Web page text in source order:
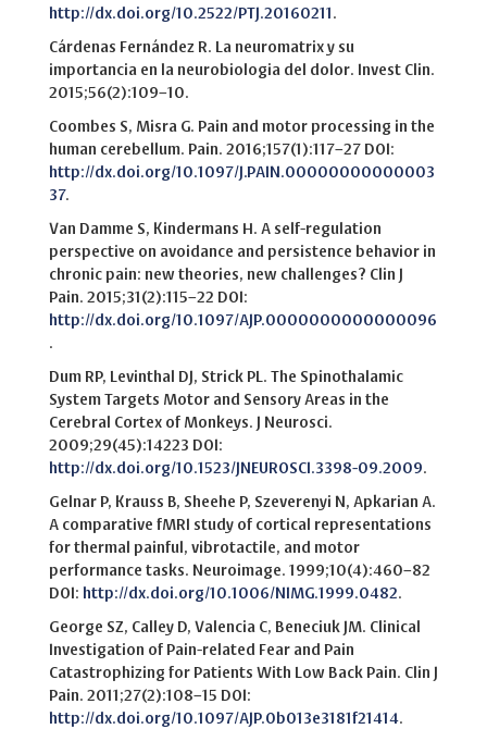
http://dx.doi.org/10.2522/PTJ.20160211 .
Cárdenas Fernández R. La neuromatrix y su
importancia en la neurobiologia del dolor. Invest Clin.
2015;56(2):109–10.
Coombes S, Misra G. Pain and motor processing in the
human cerebellum. Pain. 2016;157(1):117–27 DOI:
http://dx.doi.org/10.1097/J.PAIN.00000000000003
37.
Van Damme S, Kindermans H. A self-regulation
perspective on avoidance and persistence behavior in
chronic pain: new theories, new challenges? Clin J
Pain. 2015;31(2):115–22 DOI:
http://dx.doi.org/10.1097/AJP.0000000000000096
.
Dum RP, Levinthal DJ, Strick PL. The Spinothalamic
System Targets Motor and Sensory Areas in the
Cerebral Cortex of Monkeys. J Neurosci.
2009;29(45):14223 DOI:
http://dx.doi.org/10.1523/JNEUROSCI.3398-09.2009.
Gelnar P, Krauss B, Sheehe P, Szeverenyi N, Apkarian A.
A comparative fMRI study of cortical representations
for thermal painful, vibrotactile, and motor
performance tasks. Neuroimage. 1999;10(4):460–82
DOI: http://dx.doi.org/10.1006/NIMG.1999.0482.
George SZ, Calley D, Valencia C, Beneciuk JM. Clinical
Investigation of Pain-related Fear and Pain
Catastrophizing for Patients With Low Back Pain. Clin J
Pain. 2011;27(2):108–15 DOI:
http://dx.doi.org/10.1097/AJP.0b013e3181f21414.